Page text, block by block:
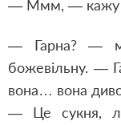
— Ммм, — кажу
— Гарна? —
божевільну. —
вона… вона
— Це сукня,